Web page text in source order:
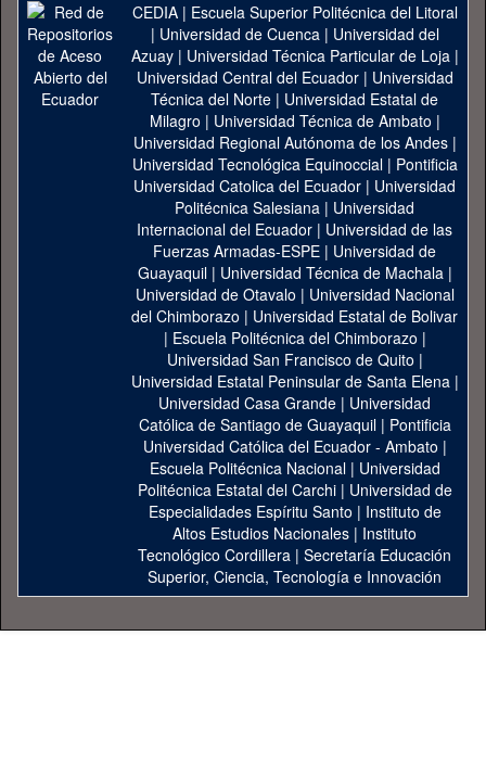
CEDIA| Escuela Superior Politécnica del Litoral
| Universidad de Cuenca| Universidad del
Azuay| Universidad Técnica Particular de Loja|
Universidad Central del Ecuador| Universidad
Técnica del Norte | Universidad Estatal de
Milagro | Universidad Técnica de Ambato |
Universidad Regional Autónoma de los Andes|
Universidad Tecnológica Equinoccial| Pontificia
Universidad Catolica del Ecuador | Universidad
Politécnica Salesiana | Universidad
Internacional del Ecuador | Universidad de las
Fuerzas Armadas-ESPE | Universidad de
Guayaquil| Universidad Técnica de Machala|
Universidad de Otavalo | Universidad Nacional
del Chimborazo | Universidad Estatal de Bolivar
| Escuela Politécnica del Chimborazo |
Universidad San Francisco de Quito |
Universidad Estatal Peninsular de Santa Elena|
Universidad Casa Grande | Universidad
Católica de Santiago de Guayaquil| Pontificia
Universidad Católica del Ecuador - Ambato |
Escuela Politécnica Nacional| Universidad
Politécnica Estatal del Carchi| Universidad de
Especialidades Espíritu Santo | Instituto de
Altos Estudios Nacionales | Instituto
Tecnológico Cordillera | Secretaría Educación
Superior, Ciencia, Tecnología e Innovación